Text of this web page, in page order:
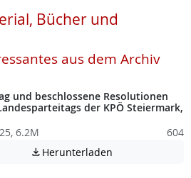
Bücher und
aus dem Archiv
und beschlossene Resolutionen
der KPÖ Steiermark,
6.2M
604
 Herunterladen